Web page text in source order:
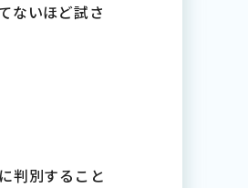
ないほど試さ
判別すること